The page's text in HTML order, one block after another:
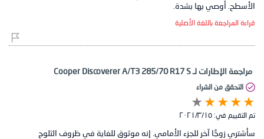
الأسطح. أوصي بها بشدة.
قراءة المراجعة باللغة الأصلية
مراجعة الإطارات لـ Cooper Discoverer A/T3 285/70 R17 S
التحقق من الشراء
تم التقييم في: ١٥‏/٣‏/٢٠٢١
سأشتري زوجًا آخر للجزء الأمامي. إنه موثوق للغاية في ظروف الثلوج